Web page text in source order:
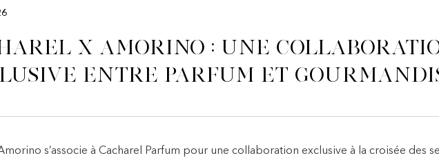
x Amorino : une
entre parfum et
s’associe à Cacharel Parfum pour une collaboration exclusive à la croisée des